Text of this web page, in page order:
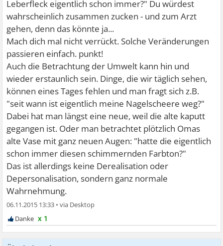
Leberfleck eigentlich schon immer?" Du würdest
wahrscheinlich zusammen zucken - und zum Arzt
gehen, denn das könnte ja...
Mach dich mal nicht verrückt. Solche Veränderungen
passieren einfach. punkt!
Auch die Betrachtung der Umwelt kann hin und
wieder erstaunlich sein. Dinge, die wir täglich sehen,
können eines Tages fehlen und man fragt sich z.B.
"seit wann ist eigentlich meine Nagelscheere weg?"
Dabei hat man längst eine neue, weil die alte kaputt
gegangen ist. Oder man betrachtet plötzlich Omas
alte Vase mit ganz neuen Augen: "hatte die eigentlich
schon immer diesen schimmernden Farbton?"
Das ist allerdings keine Derealisation oder
Depersonalisation, sondern ganz normale
Wahrnehmung.
06.11.2015 13:33 •
x 1